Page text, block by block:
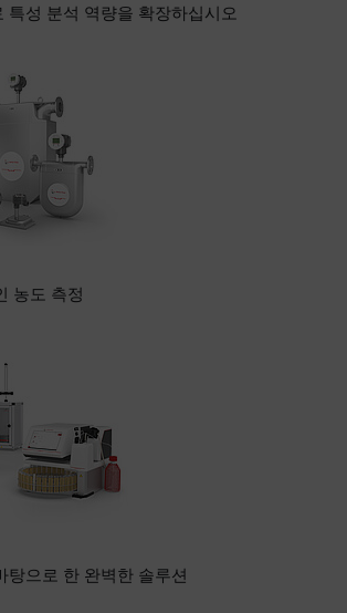
특성 분석 역량을 확장하십시오
농도 측정
탕으로 한 완벽한 솔루션